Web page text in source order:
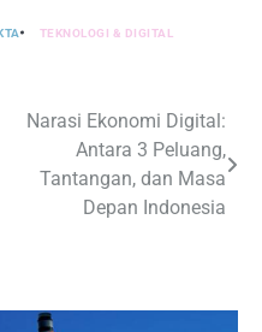
TEKNOLOGI & DIGITAL
Narasi Ekonomi Digital:
Antara 3 Peluang,
Tantangan, dan Masa
Depan Indonesia